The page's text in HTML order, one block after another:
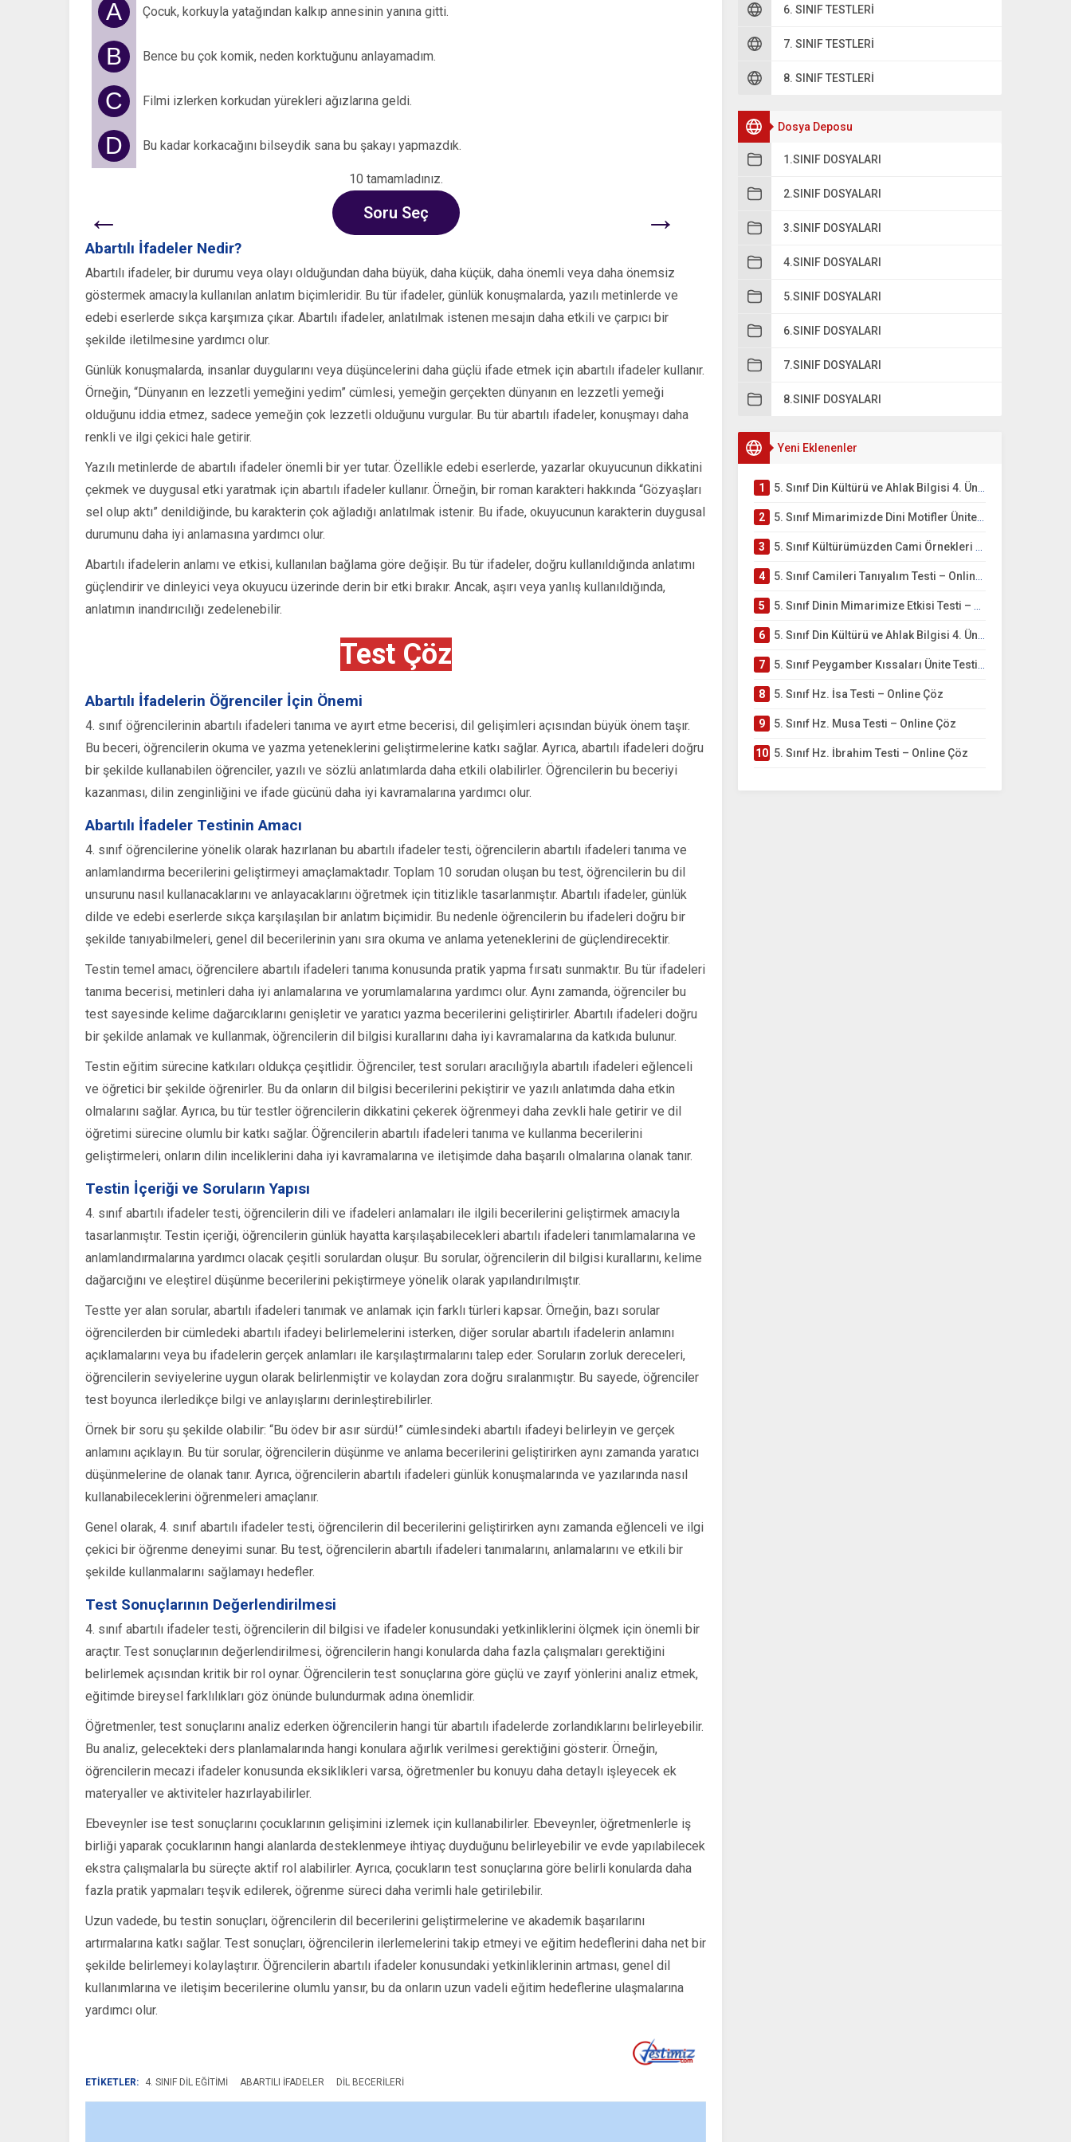
6. SINIF TESTLERI
7. SINIF TESTLERI
8. SINIF TESTLERI
Dosya Deposu
1.SINIF DOSYALARI
2.SINIF DOSYALARI
3.SINIF DOSYALARI
4.SINIF DOSYALARI
5.SINIF DOSYALARI
6.SINIF DOSYALARI
7.SINIF DOSYALARI
8.SINIF DOSYALARI
Yeni Eklenenler
1 5. Sınıf Din Kültürü ve Ahlak Bilgisi 4. Ünite: Mimarimizde Dini Motifler Çalışmaları
2 5. Sınıf Mimarimizde Dini Motifler Ünite Testi – Online Çöz
3 5. Sınıf Kültürümüzden Cami Örnekleri Testi – Online Çöz
4 5. Sınıf Camileri Tanıyalım Testi – Online Çöz
5 5. Sınıf Dinin Mimarimize Etkisi Testi – Online Çöz
6 5. Sınıf Din Kültürü ve Ahlak Bilgisi 4. Ünite: Peygamber Kıssaları Çalışmaları
7 5. Sınıf Peygamber Kıssaları Ünite Testi – Online Çöz
8 5. Sınıf Hz. İsa Testi – Online Çöz
9 5. Sınıf Hz. Musa Testi – Online Çöz
10 5. Sınıf Hz. İbrahim Testi – Online Çöz
A Çocuk, korkuyla yatağından kalkıp annesinin yanına gitti.
B Bence bu çok komik, neden korktuğunu anlayamadım.
C Filmi izlerken korkudan yürekleri ağızlarına geldi.
D Bu kadar korkacağını bilseydik sana bu şakayı yapmazdık.
öyle güzel
hissediyorum
kuş gibi hafif
10 tamamladınız.
← Soru Seç →
Abartılı İfadeler Nedir?
Abartılı ifadeler, bir durumu veya olayı olduğundan daha büyük, daha küçük, daha önemli veya daha önemsiz
göstermek amacıyla kullanılan anlatım biçimleridir. Bu tür ifadeler, günlük konuşmalarda, yazılı metinlerde ve
edebi eserlerde sıkça karşımıza çıkar. Abartılı ifadeler, anlatılmak istenen mesajın daha etkili ve çarpıcı bir
şekilde iletilmesine yardımcı olur.
Günlük konuşmalarda, insanlar duygularını veya düşüncelerini daha güçlü ifade etmek için abartılı ifadeler kullanır.
Örneğin, “Dünyanın en lezzetli yemeğini yedim” cümlesi, yemeğin gerçekten dünyanın en lezzetli yemeği
olduğunu iddia etmez, sadece yemeğin çok lezzetli olduğunu vurgular. Bu tür abartılı ifadeler, konuşmayı daha
renkli ve ilgi çekici hale getirir.
Yazılı metinlerde de abartılı ifadeler önemli bir yer tutar. Özellikle edebi eserlerde, yazarlar okuyucunun dikkatini
çekmek ve duygusal etki yaratmak için abartılı ifadeler kullanır. Örneğin, bir roman karakteri hakkında “Gözyaşları
sel olup aktı” denildiğinde, bu karakterin çok ağladığı anlatılmak istenir. Bu ifade, okuyucunun karakterin duygusal
durumunu daha iyi anlamasına yardımcı olur.
Abartılı ifadelerin anlamı ve etkisi, kullanılan bağlama göre değişir. Bu tür ifadeler, doğru kullanıldığında anlatımı
güçlendirir ve dinleyici veya okuyucu üzerinde derin bir etki bırakır. Ancak, aşırı veya yanlış kullanıldığında,
anlatımın inandırıcılığı zedelenebilir.
Test Çöz
Abartılı İfadelerin Öğrenciler İçin Önemi
4. sınıf öğrencilerinin abartılı ifadeleri tanıma ve ayırt etme becerisi, dil gelişimleri açısından büyük önem taşır.
Bu beceri, öğrencilerin okuma ve yazma yeteneklerini geliştirmelerine katkı sağlar. Ayrıca, abartılı ifadeleri doğru
bir şekilde kullanabilen öğrenciler, yazılı ve sözlü anlatımlarda daha etkili olabilirler. Öğrencilerin bu beceriyi
kazanması, dilin zenginliğini ve ifade gücünü daha iyi kavramalarına yardımcı olur.
Abartılı İfadeler Testinin Amacı
4. sınıf öğrencilerine yönelik olarak hazırlanan bu abartılı ifadeler testi, öğrencilerin abartılı ifadeleri tanıma ve
anlamlandırma becerilerini geliştirmeyi amaçlamaktadır. Toplam 10 sorudan oluşan bu test, öğrencilerin bu dil
unsurunu nasıl kullanacaklarını ve anlayacaklarını öğretmek için titizlikle tasarlanmıştır. Abartılı ifadeler, günlük
dilde ve edebi eserlerde sıkça karşılaşılan bir anlatım biçimidir. Bu nedenle öğrencilerin bu ifadeleri doğru bir
şekilde tanıyabilmeleri, genel dil becerilerinin yanı sıra okuma ve anlama yeteneklerini de güçlendirecektir.
Testin temel amacı, öğrencilere abartılı ifadeleri tanıma konusunda pratik yapma fırsatı sunmaktır. Bu tür ifadeleri
tanıma becerisi, metinleri daha iyi anlamalarına ve yorumlamalarına yardımcı olur. Aynı zamanda, öğrenciler bu
test sayesinde kelime dağarcıklarını genişletir ve yaratıcı yazma becerilerini geliştirirler. Abartılı ifadeleri doğru
bir şekilde anlamak ve kullanmak, öğrencilerin dil bilgisi kurallarını daha iyi kavramalarına da katkıda bulunur.
Testin eğitim sürecine katkıları oldukça çeşitlidir. Öğrenciler, test soruları aracılığıyla abartılı ifadeleri eğlenceli
ve öğretici bir şekilde öğrenirler. Bu da onların dil bilgisi becerilerini pekiştirir ve yazılı anlatımda daha etkin
olmalarını sağlar. Ayrıca, bu tür testler öğrencilerin dikkatini çekerek öğrenmeyi daha zevkli hale getirir ve dil
öğretimi sürecine olumlu bir katkı sağlar. Öğrencilerin abartılı ifadeleri tanıma ve kullanma becerilerini
geliştirmeleri, onların dilin inceliklerini daha iyi kavramalarına ve iletişimde daha başarılı olmalarına olanak tanır.
Testin İçeriği ve Soruların Yapısı
4. sınıf abartılı ifadeler testi, öğrencilerin dili ve ifadeleri anlamaları ile ilgili becerilerini geliştirmek amacıyla
tasarlanmıştır. Testin içeriği, öğrencilerin günlük hayatta karşılaşabilecekleri abartılı ifadeleri tanımlamalarına ve
anlamlandırmalarına yardımcı olacak çeşitli sorulardan oluşur. Bu sorular, öğrencilerin dil bilgisi kurallarını, kelime
dağarcığını ve eleştirel düşünme becerilerini pekiştirmeye yönelik olarak yapılandırılmıştır.
Testte yer alan sorular, abartılı ifadeleri tanımak ve anlamak için farklı türleri kapsar. Örneğin, bazı sorular
öğrencilerden bir cümledeki abartılı ifadeyi belirlemelerini isterken, diğer sorular abartılı ifadelerin anlamını
açıklamalarını veya bu ifadelerin gerçek anlamları ile karşılaştırmalarını talep eder. Soruların zorluk dereceleri,
öğrencilerin seviyelerine uygun olarak belirlenmiştir ve kolaydan zora doğru sıralanmıştır. Bu sayede, öğrenciler
test boyunca ilerledikçe bilgi ve anlayışlarını derinleştirebilirler.
Örnek bir soru şu şekilde olabilir: “Bu ödev bir asır sürdü!” cümlesindeki abartılı ifadeyi belirleyin ve gerçek
anlamını açıklayın. Bu tür sorular, öğrencilerin düşünme ve anlama becerilerini geliştirirken aynı zamanda yaratıcı
düşünmelerine de olanak tanır. Ayrıca, öğrencilerin abartılı ifadeleri günlük konuşmalarında ve yazılarında nasıl
kullanabileceklerini öğrenmeleri amaçlanır.
Genel olarak, 4. sınıf abartılı ifadeler testi, öğrencilerin dil becerilerini geliştirirken aynı zamanda eğlenceli ve ilgi
çekici bir öğrenme deneyimi sunar. Bu test, öğrencilerin abartılı ifadeleri tanımalarını, anlamalarını ve etkili bir
şekilde kullanmalarını sağlamayı hedefler.
Test Sonuçlarının Değerlendirilmesi
4. sınıf abartılı ifadeler testi, öğrencilerin dil bilgisi ve ifadeler konusundaki yetkinliklerini ölçmek için önemli bir
araçtır. Test sonuçlarının değerlendirilmesi, öğrencilerin hangi konularda daha fazla çalışmaları gerektiğini
belirlemek açısından kritik bir rol oynar. Öğrencilerin test sonuçlarına göre güçlü ve zayıf yönlerini analiz etmek,
eğitimde bireysel farklılıkları göz önünde bulundurmak adına önemlidir.
Öğretmenler, test sonuçlarını analiz ederken öğrencilerin hangi tür abartılı ifadelerde zorlandıklarını belirleyebilir.
Bu analiz, gelecekteki ders planlamalarında hangi konulara ağırlık verilmesi gerektiğini gösterir. Örneğin,
öğrencilerin mecazi ifadeler konusunda eksiklikleri varsa, öğretmenler bu konuyu daha detaylı işleyecek ek
materyaller ve aktiviteler hazırlayabilirler.
Ebeveynler ise test sonuçlarını çocuklarının gelişimini izlemek için kullanabilirler. Ebeveynler, öğretmenlerle iş
birliği yaparak çocuklarının hangi alanlarda desteklenmeye ihtiyaç duyduğunu belirleyebilir ve evde yapılabilecek
ekstra çalışmalarla bu süreçte aktif rol alabilirler. Ayrıca, çocukların test sonuçlarına göre belirli konularda daha
fazla pratik yapmaları teşvik edilerek, öğrenme süreci daha verimli hale getirilebilir.
Uzun vadede, bu testin sonuçları, öğrencilerin dil becerilerini geliştirmelerine ve akademik başarılarını
artırmalarına katkı sağlar. Test sonuçları, öğrencilerin ilerlemelerini takip etmeyi ve eğitim hedeflerini daha net bir
şekilde belirlemeyi kolaylaştırır. Öğrencilerin abartılı ifadeler konusundaki yetkinliklerinin artması, genel dil
kullanımlarına ve iletişim becerilerine olumlu yansır, bu da onların uzun vadeli eğitim hedeflerine ulaşmalarına
yardımcı olur.
ETİKETLER: 4. SINIF DIL EĞITIMI ABARTILI IFADELER DIL BECERILERI